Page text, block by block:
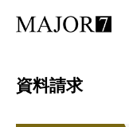
資料請求